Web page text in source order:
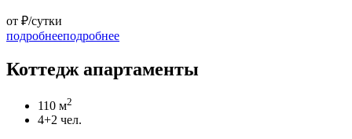
от ₽/сутки
подробнееподробнее
Коттедж апартаменты
110 м2
4+2 чел.